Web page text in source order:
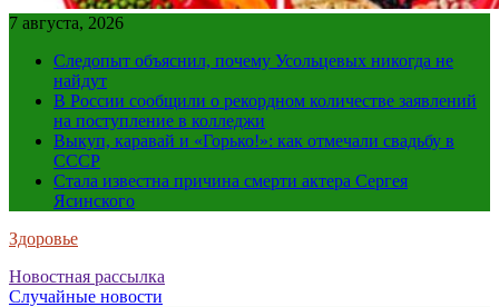
7 августа, 2026
Следопыт объяснил, почему Усольцевых никогда не
найдут
В России сообщили о рекордном количестве заявлений
на поступление в колледжи
Выкуп, каравай и «Горько!»: как отмечали свадьбу в
СССР
Стала известна причина смерти актера Сергея
Ясинского
Здоровье
Новостная рассылка
Случайные новости